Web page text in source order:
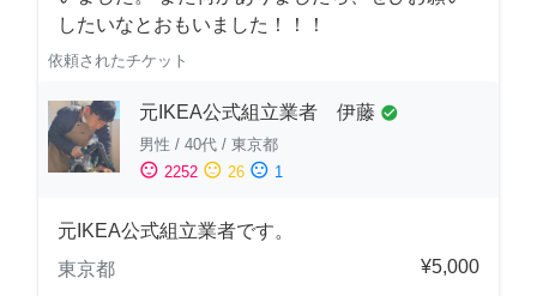
したいなとおもいました！！！
依頼されたチケット
元IKEA公式組立業者 伊藤 check_circle
男性 / 40代 / 東京都
sentiment_satisfied 2252 sentiment_neutral 26 sentiment_dissatisfied 1
元IKEA公式組立業者です。
東京都
¥5,000